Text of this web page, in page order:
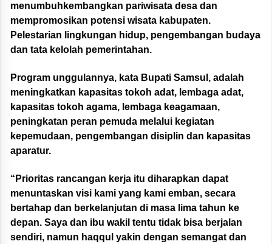
menumbuhkembangkan pariwisata desa dan
mempromosikan potensi wisata kabupaten.
Pelestarian lingkungan hidup, pengembangan budaya
dan tata kelolah pemerintahan.
Program unggulannya, kata Bupati Samsul, adalah
meningkatkan kapasitas tokoh adat, lembaga adat,
kapasitas tokoh agama, lembaga keagamaan,
peningkatan peran pemuda melalui kegiatan
kepemudaan, pengembangan disiplin dan kapasitas
aparatur.
“Prioritas rancangan kerja itu diharapkan dapat
menuntaskan visi kami yang kami emban, secara
bertahap dan berkelanjutan di masa lima tahun ke
depan. Saya dan ibu wakil tentu tidak bisa berjalan
sendiri, namun haqqul yakin dengan semangat dan